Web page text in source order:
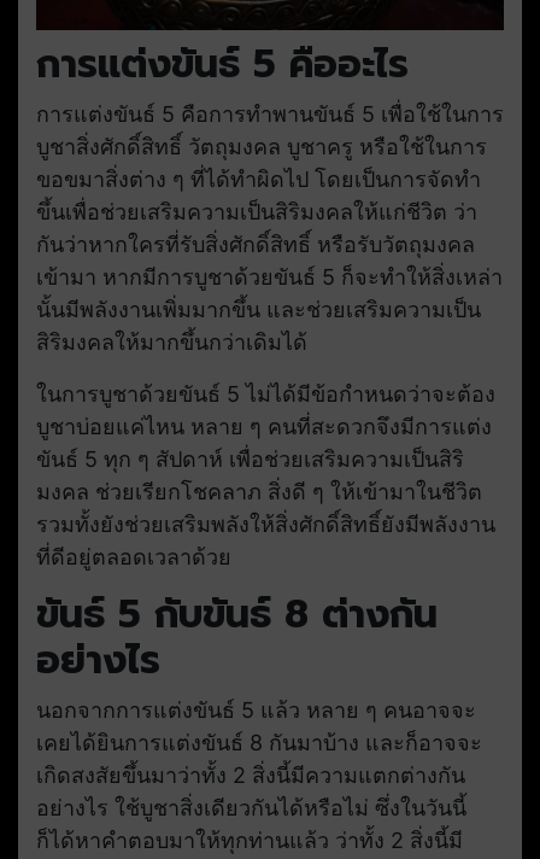
การแต่งขันธ์ 5 คืออะไร
การแต่งขันธ์ 5 คือการทำพานขันธ์ 5 เพื่อใช้ในการ
บูชาสิ่งศักดิ์สิทธิ์ วัตถุมงคล บูชาครู หรือใช้ในการ
ขอขมาสิ่งต่าง ๆ ที่ได้ทำผิดไป โดยเป็นการจัดทำ
ขึ้นเพื่อช่วยเสริมความเป็นสิริมงคลให้แก่ชีวิต ว่า
กันว่าหากใครที่รับสิ่งศักดิ์สิทธิ์ หรือรับวัตถุมงคล
เข้ามา หากมีการบูชาด้วยขันธ์ 5 ก็จะทำให้สิ่งเหล่า
นั้นมีพลังงานเพิ่มมากขึ้น และช่วยเสริมความเป็น
สิริมงคลให้มากขึ้นกว่าเดิมได้
ในการบูชาด้วยขันธ์ 5 ไม่ได้มีข้อกำหนดว่าจะต้อง
บูชาบ่อยแค่ไหน หลาย ๆ คนที่สะดวกจึงมีการแต่ง
ขันธ์ 5 ทุก ๆ สัปดาห์ เพื่อช่วยเสริมความเป็นสิริ
มงคล ช่วยเรียกโชคลาภ สิ่งดี ๆ ให้เข้ามาในชีวิต
รวมทั้งยังช่วยเสริมพลังให้สิ่งศักดิ์สิทธิ์ยังมีพลังงาน
ที่ดีอยู่ตลอดเวลาด้วย
ขันธ์ 5 กับขันธ์ 8 ต่างกัน
อย่างไร
นอกจากการแต่งขันธ์ 5 แล้ว หลาย ๆ คนอาจจะ
เคยได้ยินการแต่งขันธ์ 8 กันมาบ้าง และก็อาจจะ
เกิดสงสัยขึ้นมาว่าทั้ง 2 สิ่งนี้มีความแตกต่างกัน
อย่างไร ใช้บูชาสิ่งเดียวกันได้หรือไม่ ซึ่งในวันนี้
ก็ได้หาคำตอบมาให้ทุกท่านแล้ว ว่าทั้ง 2 สิ่งนี้มี